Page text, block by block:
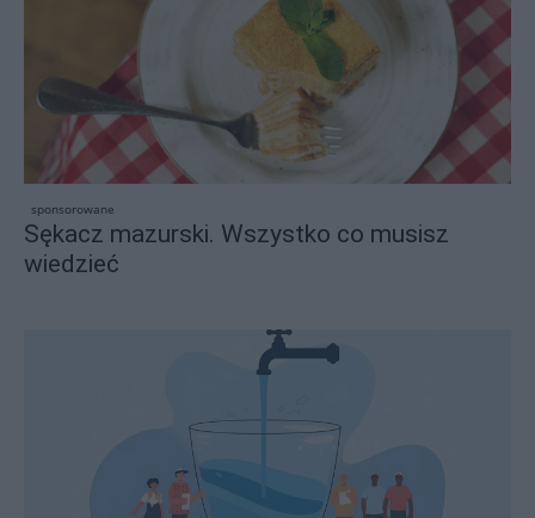
sponsorowane
Sękacz mazurski. Wszystko co musisz
wiedzieć